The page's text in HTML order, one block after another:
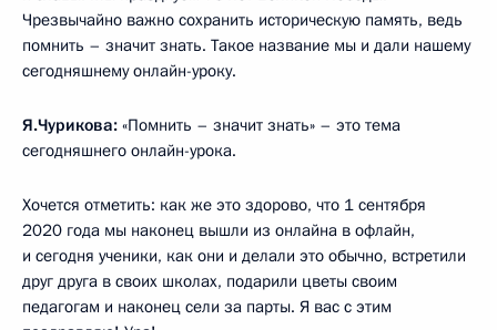
Чрезвычайно важно сохранить историческую память, ведь
помнить – значит знать. Такое название мы и дали нашему
сегодняшнему онлайн-уроку.
Я.Чурикова: «Помнить – значит знать» – это тема
сегодняшнего онлайн-урока.
Хочется отметить: как же это здорово, что 1 сентября
2020 года мы наконец вышли из онлайна в офлайн,
и сегодня ученики, как они и делали это обычно, встретили
друг друга в своих школах, подарили цветы своим
педагогам и наконец сели за парты. Я вас с этим